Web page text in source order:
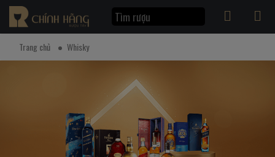
Trang chủ Whisky